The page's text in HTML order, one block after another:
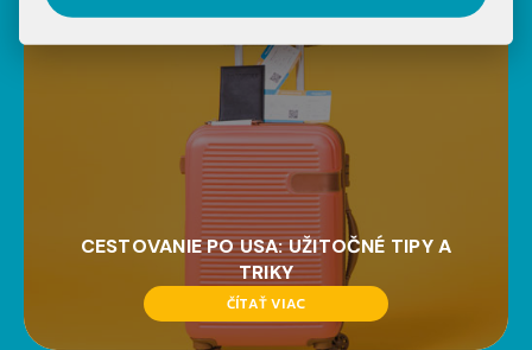
CESTOVANIE PO USA: UŽITOČNÉ TIPY A
TRIKY
ČÍTAŤ VIAC